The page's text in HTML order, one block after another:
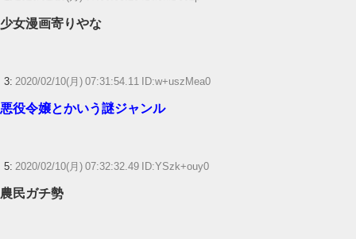
【ウマ娘】ディザイアの謎ポーズ、完全にアレと一致ｗｗｗ
Powered by livedoor 相互RSS
少女漫画寄りやな
3: 2020/02/10(月) 07:31:54.11 ID:w+uszMea0
悪役令嬢とかいう謎ジャンル
5: 2020/02/10(月) 07:32:32.49 ID:YSzk+ouy0
農民ガチ勢